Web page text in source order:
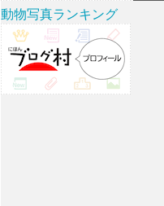
動物写真ランキング